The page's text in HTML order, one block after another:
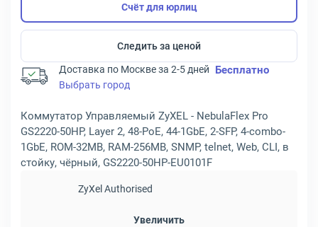
Счёт для юрлиц
Следить за ценой
Доставка по Москве за 2-5 дней Бесплатно
Выбрать город
Коммутатор Управляемый ZyXEL - NebulaFlex Pro
GS2220-50HP, Layer 2, 48-PoE, 44-1GbE, 2-SFP, 4-combo-
1GbE, ROM-32MB, RAM-256MB, SNMP, telnet, Web, CLI, в
стойку, чёрный, GS2220-50HP-EU0101F
ZyXel Authorised
Увеличить